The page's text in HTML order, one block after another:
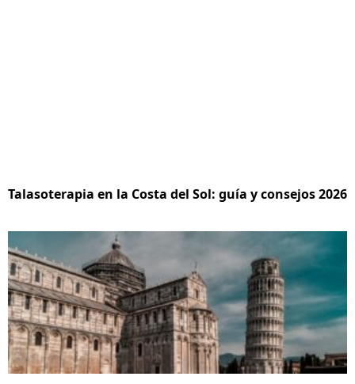
Talasoterapia en la Costa del Sol: guía y consejos 2026